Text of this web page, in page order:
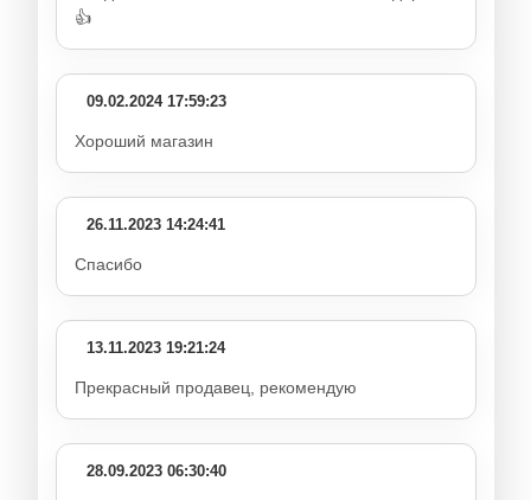
👍
09.02.2024 17:59:23
Хороший магазин
26.11.2023 14:24:41
Спасибо
13.11.2023 19:21:24
Прекрасный продавец, рекомендую
28.09.2023 06:30:40